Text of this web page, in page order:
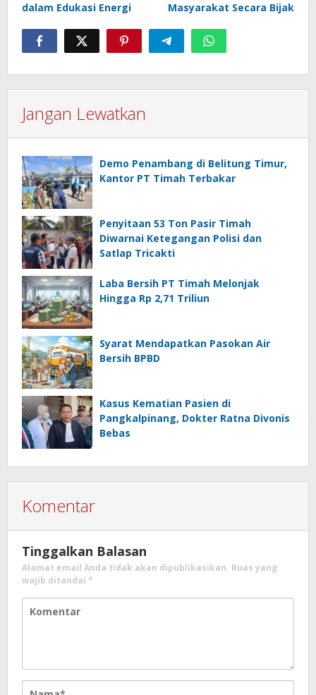
dalam Edukasi Energi Masyarakat Secara Bijak
Jangan Lewatkan
Demo Penambang di Belitung Timur,
Kantor PT Timah Terbakar
Penyitaan 53 Ton Pasir Timah
Diwarnai Ketegangan Polisi dan
Satlap Tricakti
Laba Bersih PT Timah Melonjak
Hingga Rp 2,71 Triliun
Syarat Mendapatkan Pasokan Air
Bersih BPBD
Kasus Kematian Pasien di
Pangkalpinang, Dokter Ratna Divonis
Bebas
Komentar
Tinggalkan Balasan
Alamat email Anda tidak akan dipublikasikan. Ruas yang
wajib ditandai *